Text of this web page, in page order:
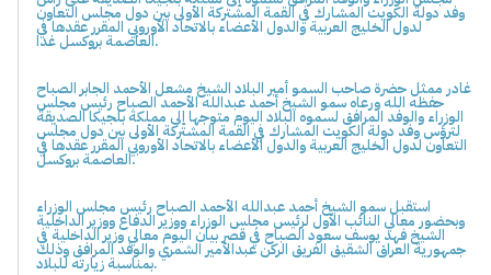
وفد دولة الكويت المشارك في القمة المشتركة الأولى بين دول مجلس التعاون
لدول الخليج العربية والدول الأعضاء بالاتحاد الأوروبي المقرر عقدها في
العاصمة بروكسل غدا.
غادر ممثل حضرة صاحب السمو أمير البلاد الشيخ مشعل الأحمد الجابر الصباح
حفظه الله ورعاه سمو الشيخ أحمد عبدالله الأحمد الصباح رئيس مجلس
الوزراء والوفد المرافق لسموه البلاد اليوم متوجها إلى مملكة بلجيكا الصديقة
لترؤس وفد دولة الكويت المشارك في القمة المشتركة الأولى بين دول مجلس
التعاون لدول الخليج العربية والدول الأعضاء بالاتحاد الأوروبي المقرر عقدها في
العاصمة بروكسل.
استقبل سمو الشيخ أحمد عبدالله الأحمد الصباح رئيس مجلس الوزراء
وبحضور معالي النائب الأول لرئيس مجلس الوزراء ووزير الدفاع ووزير الداخلية
الشيخ فهد يوسف سعود الصباح في قصر بيان اليوم معالي وزير الداخلية في
جمهورية العراق الشقيق الفريق الركن عبدالأمير الشمري والوفد المرافق وذلك
بمناسبة زيارته للبلاد.